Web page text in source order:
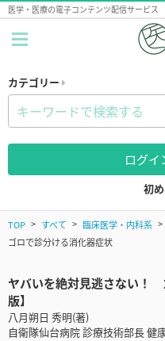
医学・医療の電子コンテンツ配信サービス
カテゴリー
ログイ
初
TOP すべて 臨床医学・内科系
ゴロで診分ける消化器症状
ヤバいを絶対見逃さない！
版】
八月朔日 秀明(著)
自衛隊仙台病院 診療技術部長 健